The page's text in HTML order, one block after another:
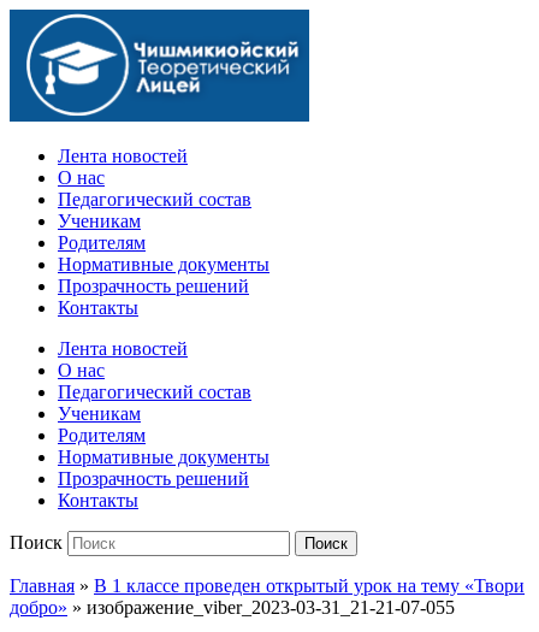
Официальный сайт учебного заведения
Лента новостей
О нас
Педагогический состав
Ученикам
Родителям
Нормативные документы
Прозрачность решений
Контакты
Лента новостей
О нас
Педагогический состав
Ученикам
Родителям
Нормативные документы
Прозрачность решений
Контакты
Поиск Поиск
Главная » В 1 классе проведен открытый урок на тему «Твори
добро» » изображение_viber_2023-03-31_21-21-07-055